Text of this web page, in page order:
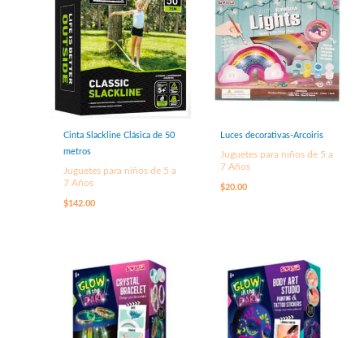
Cinta Slackline Clásica de 50
metros
Juguetes para niños de 5 a
7 Años
$142.00
Luces decorativas-Arcoiris
Juguetes para niños de 5 a
7 Años
$20.00